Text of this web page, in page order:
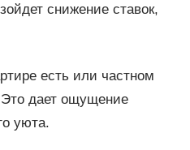
снижение ставок,
есть или частном
дает ощущение
уюта.